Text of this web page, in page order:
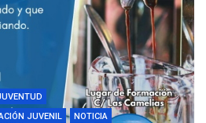
JUVENIL
NOTICIA